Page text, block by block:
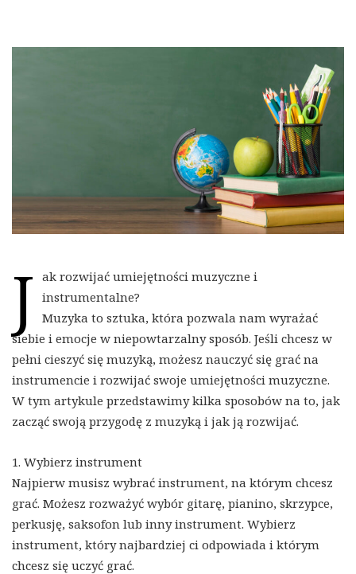
J ak rozwijać umiejętności muzyczne i
instrumentalne?
Muzyka to sztuka, która pozwala nam wyrażać
siebie i emocje w niepowtarzalny sposób. Jeśli chcesz w
pełni cieszyć się muzyką, możesz nauczyć się grać na
instrumencie i rozwijać swoje umiejętności muzyczne.
W tym artykule przedstawimy kilka sposobów na to, jak
zacząć swoją przygodę z muzyką i jak ją rozwijać.
1. Wybierz instrument
Najpierw musisz wybrać instrument, na którym chcesz
grać. Możesz rozważyć wybór gitarę, pianino, skrzypce,
perkusję, saksofon lub inny instrument. Wybierz
instrument, który najbardziej ci odpowiada i którym
chcesz się uczyć grać.